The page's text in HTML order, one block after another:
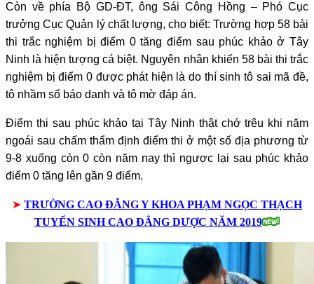
Còn về phía Bộ GD-ĐT, ông Sái Công Hồng – Phó Cục
trưởng Cục Quản lý chất lượng, cho biết: Trường hợp 58 bài
thi trắc nghiệm bị điểm 0 tăng điểm sau phúc khảo ở Tây
Ninh là hiện tượng cá biệt. Nguyên nhân khiến 58 bài thi trắc
nghiệm bị điểm 0 được phát hiện là do thí sinh tô sai mã đề,
tô nhầm số báo danh và tô mờ đáp án.
Điểm thi sau phúc khảo tại Tây Ninh thật chớ trêu khi năm
ngoái sau chấm thẩm định điểm thi ở một số địa phương từ
9-8 xuống còn 0 còn năm nay thì ngược lại sau phúc khảo
điểm 0 tăng lên gần 9 điểm.
➤ TRƯỜNG CAO ĐẲNG Y KHOA PHẠM NGỌC THẠCH
TUYỂN SINH CAO ĐẲNG DƯỢC NĂM 2019